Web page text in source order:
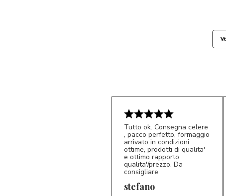
S*
Tutto ok. Consegna celere
, pacco perfetto, formaggio
arrivato in condizioni
ottime, prodotti di qualita'
e ottimo rapporto
qualita'/prezzo. Da
consigliare
stefano